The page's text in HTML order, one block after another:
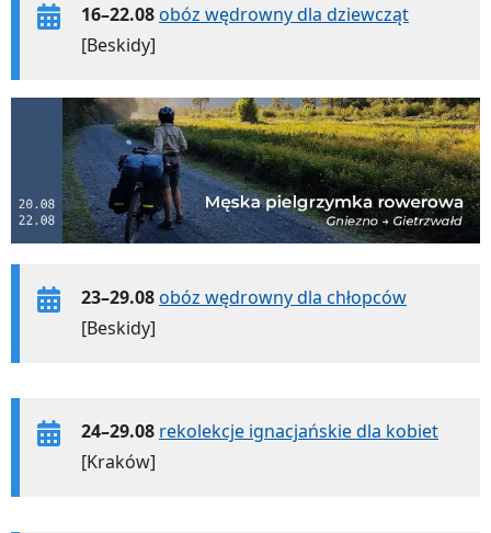
16–22.08obóz wędrowny dla dziewcząt
[Beskidy]
23–29.08obóz wędrowny dla chłopców
[Beskidy]
24–29.08 rekolekcje ignacjańskie dla kobiet
[Kraków]